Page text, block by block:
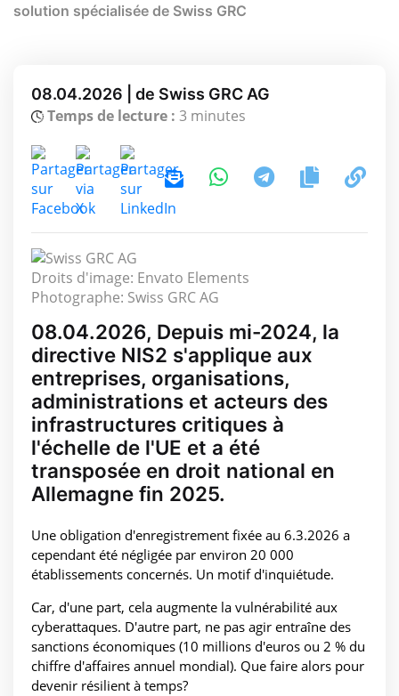
solution spécialisée de Swiss GRC
08.04.2026 | de Swiss GRC AG
Temps de lecture : 3 minutes
Droits d'image: Envato Elements
Photographe: Swiss GRC AG
08.04.2026, Depuis mi-2024, la
directive NIS2 s'applique aux
entreprises, organisations,
administrations et acteurs des
infrastructures critiques à
l'échelle de l'UE et a été
transposée en droit national en
Allemagne fin 2025.
Une obligation d'enregistrement fixée au 6.3.2026 a
cependant été négligée par environ 20 000
établissements concernés. Un motif d'inquiétude.
Car, d'une part, cela augmente la vulnérabilité aux
cyberattaques. D'autre part, ne pas agir entraîne des
sanctions économiques (10 millions d'euros ou 2 % du
chiffre d'affaires annuel mondial). Que faire alors pour
devenir résilient à temps?